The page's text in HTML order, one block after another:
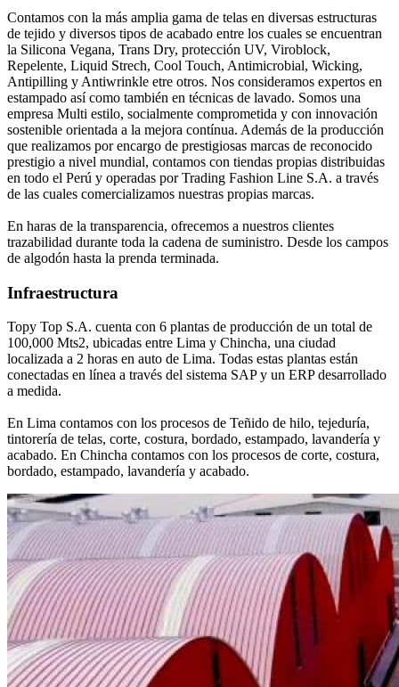
Contamos con la más amplia gama de telas en diversas estructuras
de tejido y diversos tipos de acabado entre los cuales se encuentran
la Silicona Vegana, Trans Dry, protección UV, Viroblock,
Repelente, Liquid Strech, Cool Touch, Antimicrobial, Wicking,
Antipilling y Antiwrinkle etre otros. Nos consideramos expertos en
estampado así como también en técnicas de lavado. Somos una
empresa Multi estilo, socialmente comprometida y con innovación
sostenible orientada a la mejora contínua. Además de la producción
que realizamos por encargo de prestigiosas marcas de reconocido
prestigio a nivel mundial, contamos con tiendas propias distribuidas
en todo el Perú y operadas por Trading Fashion Line S.A. a través
de las cuales comercializamos nuestras propias marcas.
En haras de la transparencia, ofrecemos a nuestros clientes
trazabilidad durante toda la cadena de suministro. Desde los campos
de algodón hasta la prenda terminada.
Infraestructura
Topy Top S.A. cuenta con 6 plantas de producción de un total de
100,000 Mts2, ubicadas entre Lima y Chincha, una ciudad
localizada a 2 horas en auto de Lima. Todas estas plantas están
conectadas en línea a través del sistema SAP y un ERP desarrollado
a medida.
En Lima contamos con los procesos de Teñido de hilo, tejeduría,
tintorería de telas, corte, costura, bordado, estampado, lavandería y
acabado. En Chincha contamos con los procesos de corte, costura,
bordado, estampado, lavandería y acabado.